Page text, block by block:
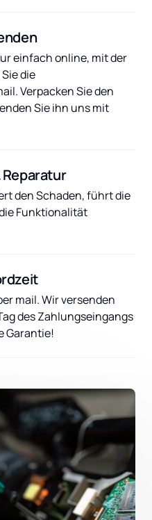
einfach online, mit der
die
Verpacken Sie den
Sie ihn uns mit
Reparatur
den Schaden, führt die
Funktionalität
des Zahlungseingangs
Garantie!